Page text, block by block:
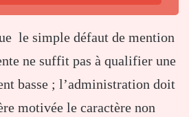
le simple défaut de mention
ne suffit pas à qualifier une
basse ; l’administration doit
motivée le caractère non